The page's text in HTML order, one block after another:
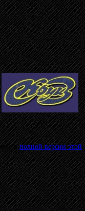
вполной версии этой